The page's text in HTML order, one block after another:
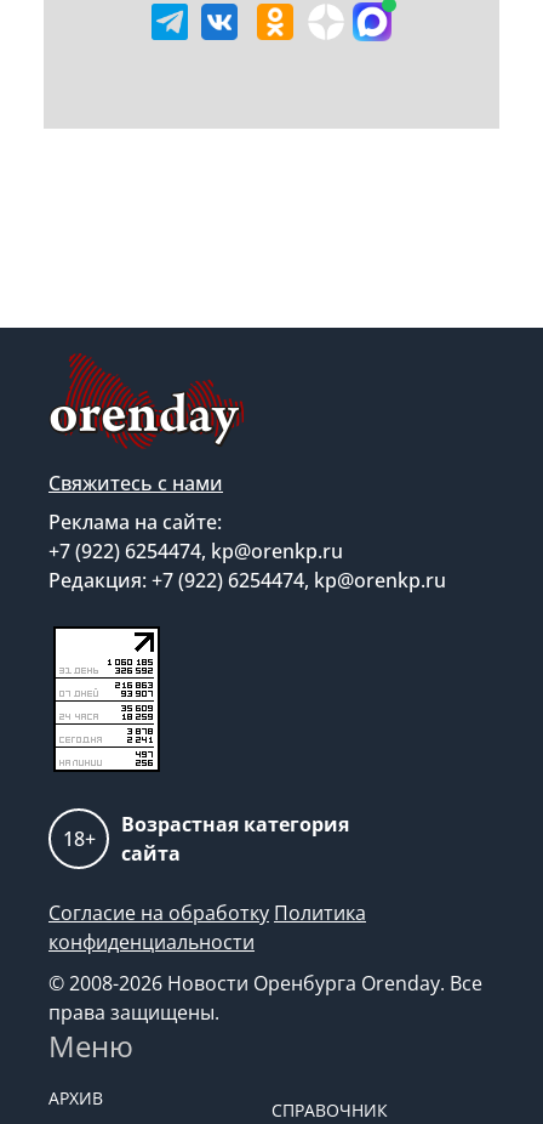
Свяжитесь с нами
Реклама на сайте:
+7 (922) 6254474, kp@orenkp.ru
Редакция: +7 (922) 6254474, kp@orenkp.ru
18+
Возрастная категория
сайта
Согласие на обработку Политика
конфиденциальности
© 2008-2026 Новости Оренбурга Orenday. Все
права защищены.
Меню
АРХИВ
СПРАВОЧНИК